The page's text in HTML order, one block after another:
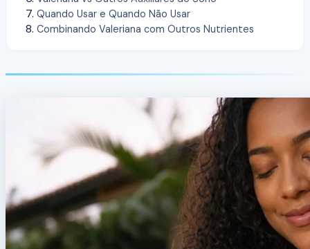
Quando Usar e Quando Não Usar
Combinando Valeriana com Outros Nutrientes